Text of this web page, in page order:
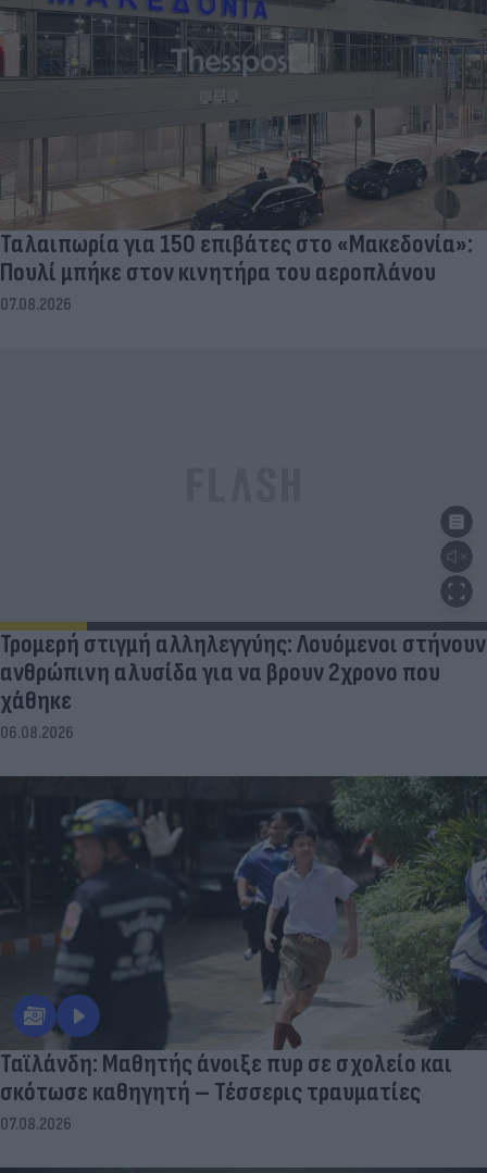
Ταλαιπωρία για 150 επιβάτες στο «Μακεδονία»:
Πουλί μπήκε στον κινητήρα του αεροπλάνου
07.08.2026
Τρομερή στιγμή αλληλεγγύης: Λουόμενοι στήνουν
ανθρώπινη αλυσίδα για να βρουν 2χρονο που
χάθηκε
06.08.2026
Ταϊλάνδη: Μαθητής άνοιξε πυρ σε σχολείο και
σκότωσε καθηγητή – Τέσσερις τραυματίες
07.08.2026